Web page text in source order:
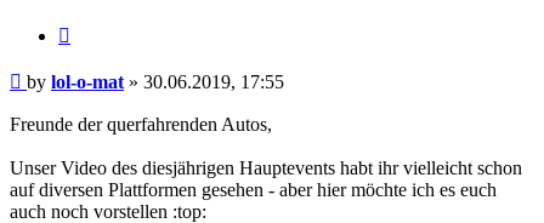
Post
by lol-o-mat » 30.06.2019, 17:55
Freunde der querfahrenden Autos,
Unser Video des diesjährigen Hauptevents habt ihr vielleicht schon
auf diversen Plattformen gesehen - aber hier möchte ich es euch
auch noch vorstellen :top: